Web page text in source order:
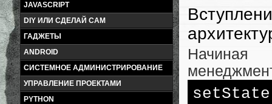
JAVASCRIPT
DIY ИЛИ СДЕЛАЙ САМ
ГАДЖЕТЫ
ANDROID
СИСТЕМНОЕ АДМИНИСТРИРОВАНИЕ
УПРАВЛЕНИЕ ПРОЕКТАМИ
PYTHON
Начиная
setState